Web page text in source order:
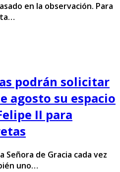
en la observación. Para
podrán solicitar
agosto su espacio
II para
Señora de Gracia cada vez
uno…